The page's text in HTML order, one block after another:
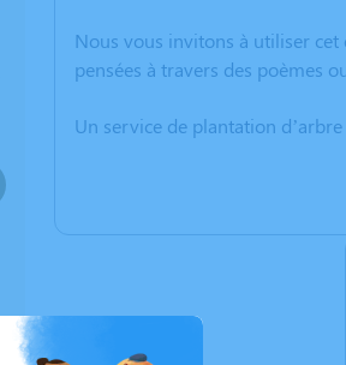
Nous vous invitons à utiliser
pensées à travers des poèmes
Un service de plantation